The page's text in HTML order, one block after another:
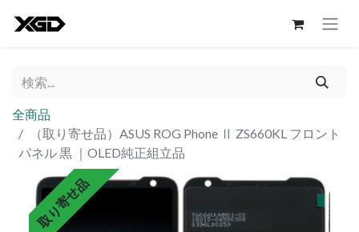
全商品
（取り寄せ品）ASUS ROG Phone Ⅱ ZS660KL フロント
パネル 黒 ｜OLED純正組立品
取り寄せ品